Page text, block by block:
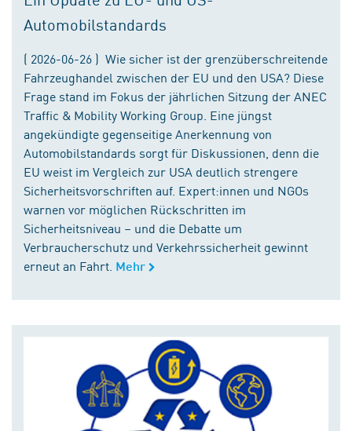
Automobilstandards
( 2026-06-26 ) Wie sicher ist der grenzüberschreitende
Fahrzeughandel zwischen der EU und den USA? Diese
Frage stand im Fokus der jährlichen Sitzung der ANEC
Traffic & Mobility Working Group. Eine jüngst
angekündigte gegenseitige Anerkennung von
Automobilstandards sorgt für Diskussionen, denn die
EU weist im Vergleich zur USA deutlich strengere
Sicherheitsvorschriften auf. Expert:innen und NGOs
warnen vor möglichen Rückschritten im
Sicherheitsniveau – und die Debatte um
Verbraucherschutz und Verkehrssicherheit gewinnt
erneut an Fahrt. Mehr